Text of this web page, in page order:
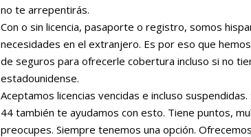
no te arrepentirás.
Con o sin licencia, pasaporte o registro, somos
necesidades en el extranjero. Es por eso que
de seguros para ofrecerle cobertura incluso si no
estadounidense.
Aceptamos licencias vencidas e incluso suspendidas.
44 también te ayudamos con esto. Tiene puntos,
preocupes. Siempre tenemos una opción.